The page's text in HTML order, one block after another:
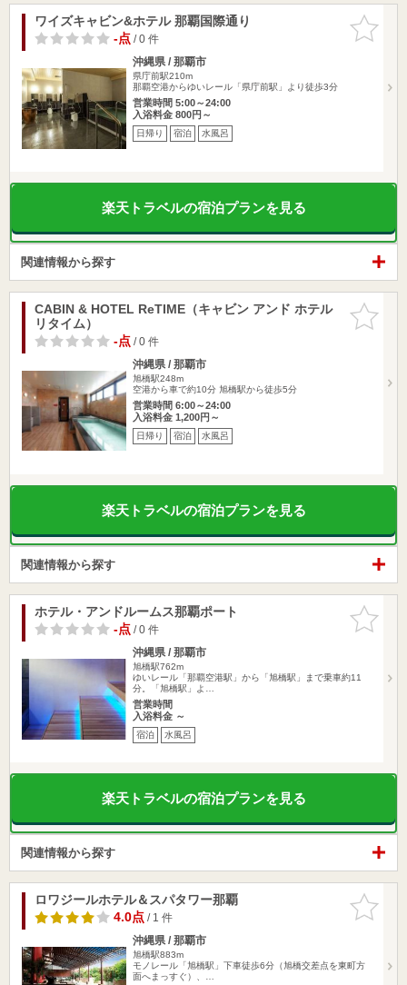
お気に入
りに追加
ワイズキャビン&ホテル 那覇国際通り
-点/ 0 件
沖縄県 / 那覇市
県庁前駅210m
那覇空港からゆいレール「県庁前駅」より徒歩3分
営業時間 5:00～24:00
入浴料金 800円～
日帰り 宿泊 水風呂
楽天トラベルの宿泊プランを見る
関連情報から探す
お気に入
りに追加
CABIN & HOTEL ReTIME（キャビン アンド ホテル
リタイム）
-点/ 0 件
沖縄県 / 那覇市
旭橋駅248m
空港から車で約10分 旭橋駅から徒歩5分
営業時間 6:00～24:00
入浴料金 1,200円～
日帰り 宿泊 水風呂
楽天トラベルの宿泊プランを見る
関連情報から探す
お気に入
りに追加
ホテル・アンドルームス那覇ポート
-点/ 0 件
沖縄県 / 那覇市
旭橋駅762m
ゆいレール「那覇空港駅」から「旭橋駅」まで乗車約11
分。「旭橋駅」よ…
営業時間
入浴料金 ～
宿泊 水風呂
楽天トラベルの宿泊プランを見る
関連情報から探す
お気に入
りに追加
ロワジールホテル＆スパタワー那覇
4.0点/ 1 件
沖縄県 / 那覇市
旭橋駅883m
モノレール「旭橋駅」下車徒歩6分（旭橋交差点を東町方
面へまっすぐ）、…